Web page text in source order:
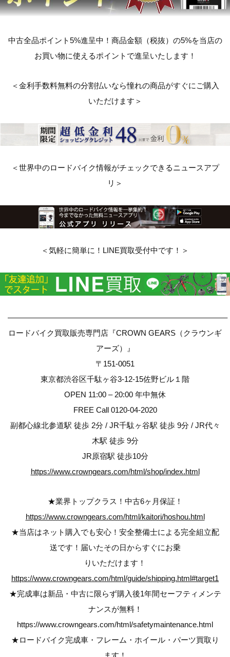
中古全品ポイント5%進呈中！商品金額（税抜）の5%を当店の
お買い物に使えるポイントで進呈いたします！
＜金利手数料無料の分割払いなら憧れの商品がすぐにご購入
いただけます＞
＜世界中のロードバイク情報がチェックできるニュースアプ
リ＞
＜気軽に簡単に！LINE買取受付中です！＞
————————————————————————————–
ロードバイク買取販売専門店『CROWN GEARS（クラウンギ
アーズ）』
〒151-0051
東京都渋谷区千駄ヶ谷3-12-15佐野ビル１階
OPEN 11:00 – 20:00 年中無休
FREE Call 0120-04-2020
副都心線北参道駅 徒歩 2分 / JR千駄ヶ谷駅 徒歩 9分 / JR代々
木駅 徒歩 9分
JR原宿駅 徒歩10分
https://www.crowngears.com/html/shop/index.html
★業界トップクラス！中古6ヶ月保証！
https://www.crowngears.com/html/kaitori/hoshou.html
★当店はネット購入でも安心！安全整備士による完全組立配
送です！届いたその日からすぐにお乗
りいただけます！
https://www.crowngears.com/html/guide/shipping.html#target1
★完成車は新品・中古に限らず購入後1年間セーフティメンテ
ナンスが無料！
https://www.crowngears.com/html/safetymaintenance.html
★ロードバイク完成車・フレーム・ホイール・パーツ買取り
ます！